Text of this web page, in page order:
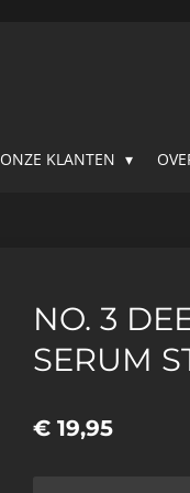
ONZE KLANTEN
NO. 3
SERUM
€ 19,95